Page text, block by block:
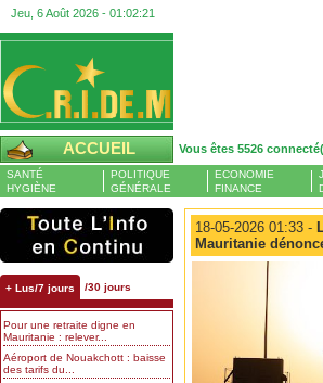
Jeu, 6 Août 2026 - 01:02:22
ACCUEIL Vous êtes 5526
SANTÉ
HYGIÈNE
POLITIQUE
GÉNÉRALE
ECONOMIE
FINANCE
+ Lus/7 jours /30 jours
Pour une retraite digne en
Mauritanie : relever...
Aéroport de Nouakchott : baisse
des tarifs du...
18-05-2026 01:33 -
Mauritanie